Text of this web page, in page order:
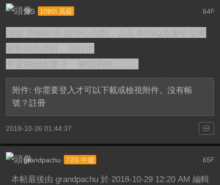
64F
詹S 1080i 高級
附件: 你需要登入才可以下載或檢視附件。沒有帳
號？ 註冊
2018-10-26 01:44:37
65F
grandpachu 720i 中級
本帖最後由 grandpachu 於 2018-10-29 12:20 AM 編輯